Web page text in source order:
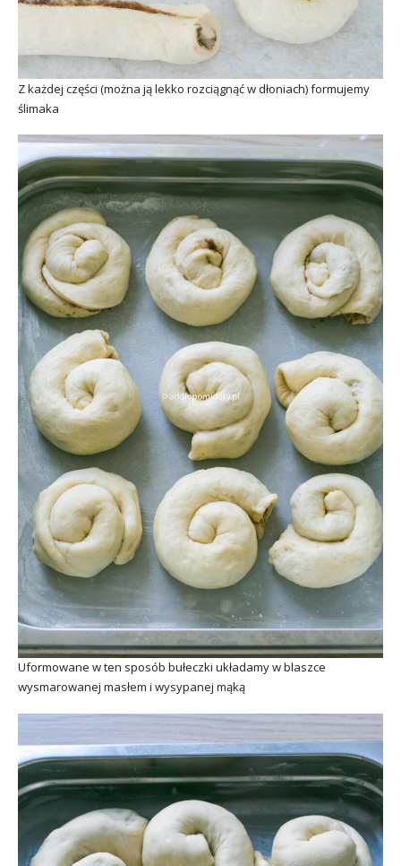
Z każdej części (można ją lekko rozciągnąć w dłoniach) formujemy
ślimaka
Uformowane w ten sposób bułeczki układamy w blaszce
wysmarowanej masłem i wysypanej mąką